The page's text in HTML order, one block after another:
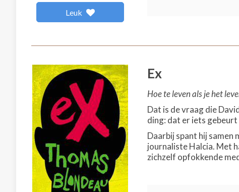
Leuk
Ex
Hoe te leven als je het
Dat is de vraag die
ding: dat er iets
Daarbij spant hij samen
journaliste Halcia. Met
zichzelf opfokkende